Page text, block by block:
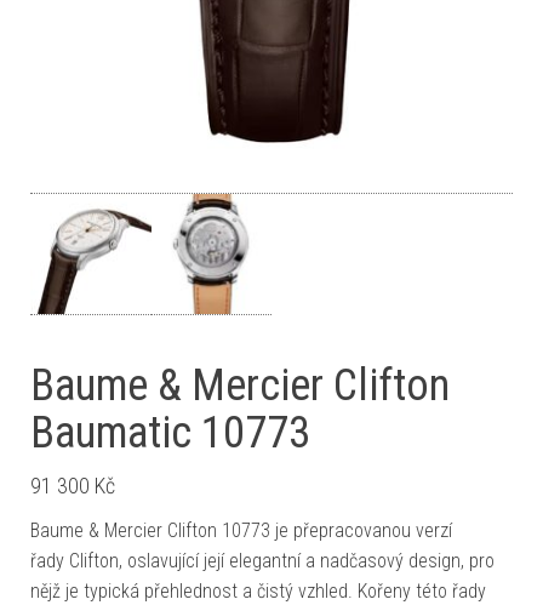
Baume & Mercier Clifton
Baumatic 10773
91 300 Kč
Baume & Mercier Clifton 10773 je přepracovanou verzí
řady Clifton, oslavující její elegantní a nadčasový design, pro
nějž je typická přehlednost a čistý vzhled. Kořeny této řady